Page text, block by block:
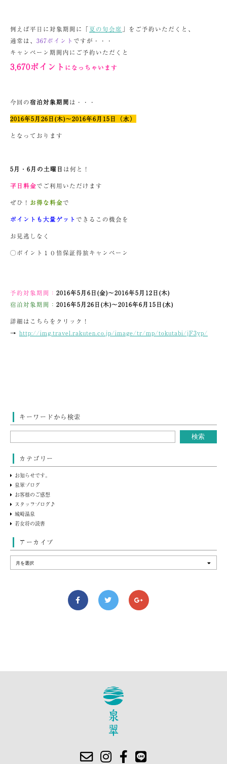
例えば平日に対象期間に「夏の旬会席 」をご予約いただくと、
通常は、 367ポイント ですが・・・
キャンペーン期間内にご予約いただくと
3,670ポイント になっちゃいます
今回の宿泊対象期間は・・・
2016年5月26日(木)～2016年6月15日（水）
となっております
5月・6月の土曜日 は何と！
平日料金でご利用いただけます
ぜひ！ お得な料金で
ポイントも大量ゲット できるこの機会を
お見逃しなく
◯ポイント１０倍保証得旅キャンペーン
予約対象期間： 2016年5月6日(金)～2016年5月12日(木)
宿泊対象期間： 2016年5月26日(木)～2016年6月15日(水)
詳細はこちらをクリック！
→ http://img.travel.rakuten.co.jp/image/tr/mp/tokutabi/jF3yp/
キーワードから検索
カテゴリー
お知らせです。
泉翠ブログ
お客様のご感想
スタッフブログ♪
城崎温泉
若女将の読書
アーカイブ